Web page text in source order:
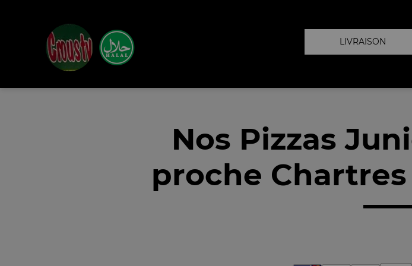
LIVRAISON
Nos Pizzas
proche